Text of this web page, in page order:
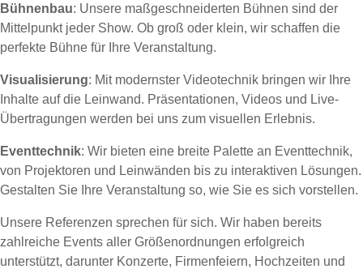
Bühnenbau: Unsere maßgeschneiderten Bühnen sind der
Mittelpunkt jeder Show. Ob groß oder klein, wir schaffen die
perfekte Bühne für Ihre Veranstaltung.
Visualisierung: Mit modernster Videotechnik bringen wir Ihre
Inhalte auf die Leinwand. Präsentationen, Videos und Live-
Übertragungen werden bei uns zum visuellen Erlebnis.
Eventtechnik: Wir bieten eine breite Palette an Eventtechnik,
von Projektoren und Leinwänden bis zu interaktiven Lösungen.
Gestalten Sie Ihre Veranstaltung so, wie Sie es sich vorstellen.
Unsere Referenzen sprechen für sich. Wir haben bereits
zahlreiche Events aller Größenordnungen erfolgreich
unterstützt, darunter Konzerte, Firmenfeiern, Hochzeiten und